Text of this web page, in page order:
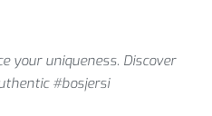
your uniqueness. Discover
#bosjersi